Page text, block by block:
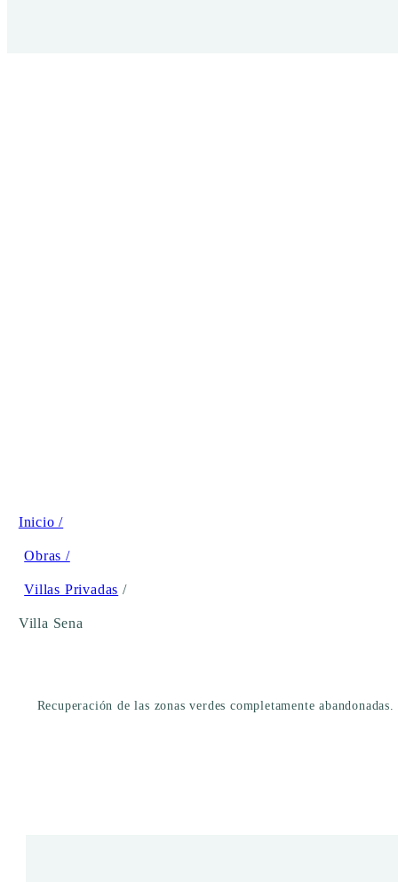
Inicio /
Obras /
Villas Privadas /
Villa Sena
Recuperación de las zonas verdes completamente